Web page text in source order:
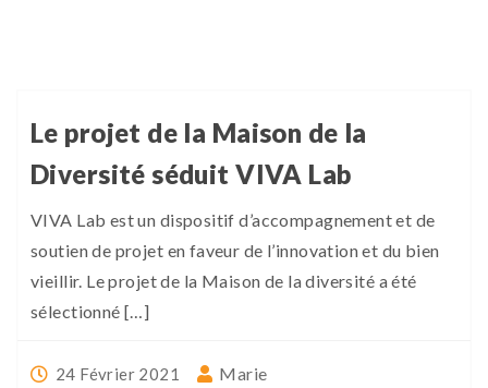
Le projet de la Maison de la
Diversité séduit VIVA Lab
VIVA Lab est un dispositif d’accompagnement et de
soutien de projet en faveur de l’innovation et du bien
vieillir. Le projet de la Maison de la diversité a été
sélectionné […]
24 Février 2021
Marie